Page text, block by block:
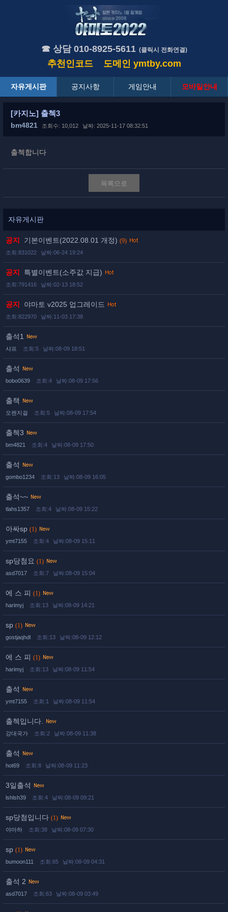
☎ 상담 010-8925-5611 (클릭시 전화연결)
추천인코드 도메인 ymtby.com
자유게시판 공지사항 게임안내 모바일안내
[카지노] 출첵3
bm4821 조회수: 10,012 날짜: 2025-11-17 08:32:51
출첵합니다
목록으로
자유게시판
공지 기본이벤트(2022.08.01 개정) (9)
조회:831022 날짜:06-24 19:24
공지 특별이벤트(소주값 지급)
조회:791416 날짜:02-13 18:52
공지 야마토 v2025 업그레이드
조회:822970 날짜:11-03 17:38
출석1
샤프 조회:5 날짜:08-09 18:51
출석
bobo0639 조회:4 날짜:08-09 17:56
출책
오렌지걸 조회:5 날짜:08-09 17:54
출첵3
bm4821 조회:4 날짜:08-09 17:50
출석
gombo1234 조회:13 날짜:08-09 16:05
출석~~
tlahs1357 조회:4 날짜:08-09 15:22
아싸sp (1)
ymt7155 조회:4 날짜:08-09 15:11
sp당첨요 (1)
asd7017 조회:7 날짜:08-09 15:04
에 스 피 (1)
harimyj 조회:13 날짜:08-09 14:21
sp (1)
gostjaqhdl 조회:13 날짜:08-09 12:12
에 스 피 (1)
harimyj 조회:13 날짜:08-09 11:54
출석
ymt7155 조회:1 날짜:08-09 11:54
출첵입니다.
강대국가 조회:2 날짜:08-09 11:38
출석
hot69 조회:8 날짜:08-09 11:23
3일출석
lshlsh39 조회:4 날짜:08-09 09:21
sp당첨입니다 (1)
야마하 조회:38 날짜:08-09 07:30
sp (1)
bumoon111 조회:65 날짜:08-09 04:31
출석 2
asd7017 조회:63 날짜:08-09 03:49